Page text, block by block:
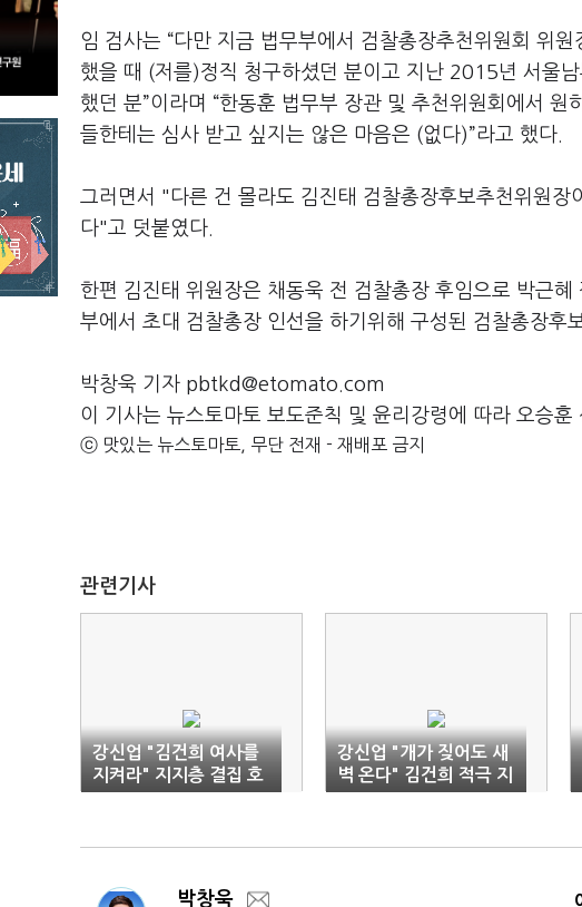
임 검사는 “다만 지금 법무부에서 검찰총장추천위원회 위
했을 때 (저를)정직 청구하셨던 분이고 지난 2015년 서울
했던 분”이라며 “한동훈 법무부 장관 및 추천위원회에서
들한테는 심사 받고 싶지는 않은 마음은 (없다)”라고 했다.
그러면서 "다른 건 몰라도 김진태 검찰총장후보추천위원
다"고 덧붙였다.
한편 김진태 위원장은 채동욱 전 검찰총장 후임으로 박근
부에서 초대 검찰총장 인선을 하기위해 구성된 검찰총장후
박창욱 기자 pbtkd@etomato.com
이 기사는 뉴스토마토 보도준칙 및 윤리강령에 따라 오승훈
ⓒ 맛있는 뉴스토마토, 무단 전재 - 재배포 금지
관련기사
강신업 "김건희 여사를
지켜라" 지지층 결집 호
소
강신업 "개가 짖어도 새
벽 온다" 김건희 적극 지
지
박창욱